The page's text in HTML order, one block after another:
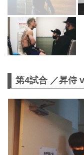
第4試合 ／昇侍